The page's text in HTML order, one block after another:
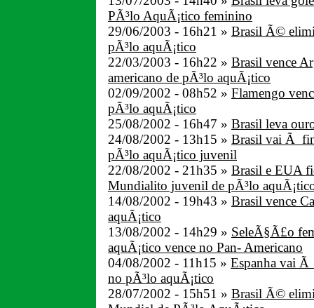
PÃ³lo AquÃ¡tico feminino
29/06/2003 - 16h21 » Brasil Ã©
pÃ³lo aquÃ¡tico
22/03/2003 - 16h22 » Brasil vence
americano de pÃ³lo aquÃ¡tico
02/09/2002 - 08h52 » Flamengo
pÃ³lo aquÃ¡tico
25/08/2002 - 16h47 » Brasil leva
24/08/2002 - 13h15 » Brasil vai Ã
pÃ³lo aquÃ¡tico juvenil
22/08/2002 - 21h35 » Brasil e EUA
Mundialito juvenil de pÃ³lo
14/08/2002 - 19h43 » Brasil vence
aquÃ¡tico
13/08/2002 - 14h29 » SeleÃ§Ã£o
aquÃ¡tico vence no Pan- Americano
04/08/2002 - 11h15 » Espanha vai
no pÃ³lo aquÃ¡tico
28/07/2002 - 15h51 » Brasil Ã©